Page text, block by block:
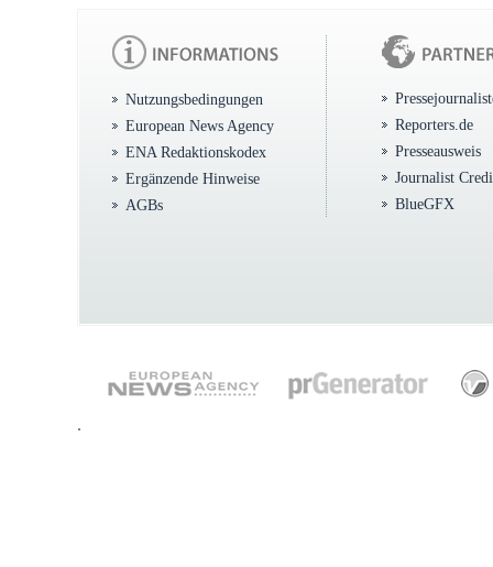
Nutzungsbedingungen
European News Agency
ENA Redaktionskodex
Ergänzende Hinweise
AGBs
Reporters.de
Presseausweis
Journalist
BlueGFX
.